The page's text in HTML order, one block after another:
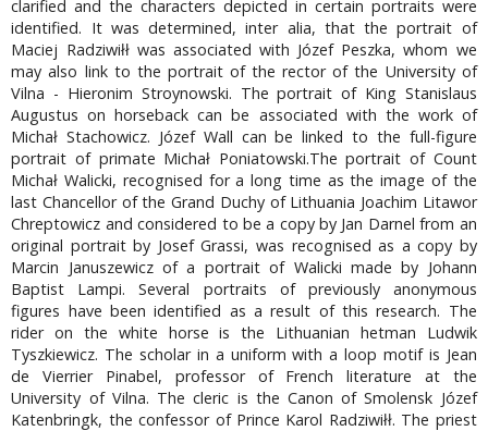
clarified and the characters depicted in certain portraits were
identified. It was determined, inter alia, that the portrait of
Maciej Radziwiłł was associated with Józef Peszka, whom we
may also link to the portrait of the rector of the University of
Vilna - Hieronim Stroynowski. The portrait of King Stanislaus
Augustus on horseback can be associated with the work of
Michał Stachowicz. Józef Wall can be linked to the full-figure
portrait of primate Michał Poniatowski.The portrait of Count
Michał Walicki, recognised for a long time as the image of the
last Chancellor of the Grand Duchy of Lithuania Joachim Litawor
Chreptowicz and considered to be a copy by Jan Darnel from an
original portrait by Josef Grassi, was recognised as a copy by
Marcin Januszewicz of a portrait of Walicki made by Johann
Baptist Lampi. Several portraits of previously anonymous
figures have been identified as a result of this research. The
rider on the white horse is the Lithuanian hetman Ludwik
Tyszkiewicz. The scholar in a uniform with a loop motif is Jean
de Vierrier Pinabel, professor of French literature at the
University of Vilna. The cleric is the Canon of Smolensk Józef
Katenbringk, the confessor of Prince Karol Radziwiłł. The priest